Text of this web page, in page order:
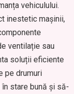
vehiculului.
inestetic mașinii,
ventilație sau
soluții eficiente
pe drumuri
stare bună și să-